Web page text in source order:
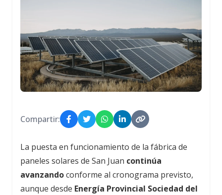
Compartir:
La puesta en funcionamiento de la fábrica de
paneles solares de San Juan continúa
avanzandoconforme al cronograma previsto,
aunque desde Energía Provincial Sociedad del